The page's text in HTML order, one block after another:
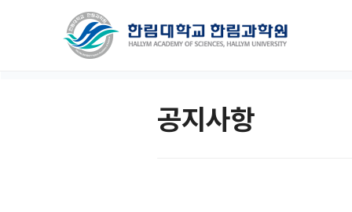
공지사항